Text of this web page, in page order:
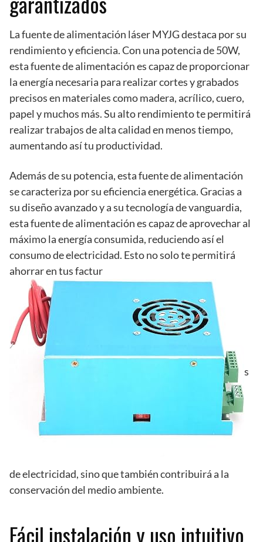
La fuente de alimentación láser MYJG destaca por su
rendimiento y eficiencia. Con una potencia de 50W,
esta fuente de alimentación es capaz de proporcionar
la energía necesaria para realizar cortes y grabados
precisos en materiales como madera, acrílico, cuero,
papel y muchos más. Su alto rendimiento te permitirá
realizar trabajos de alta calidad en menos tiempo,
aumentando así tu productividad.
Además de su potencia, esta fuente de alimentación
se caracteriza por su eficiencia energética. Gracias a
su diseño avanzado y a su tecnología de vanguardia,
esta fuente de alimentación es capaz de aprovechar al
máximo la energía consumida, reduciendo así el
consumo de electricidad. Esto no solo te permitirá
ahorrar en tus factur
s
de electricidad, sino que también contribuirá a la
conservación del medio ambiente.
Fácil instalación y uso intuitivo